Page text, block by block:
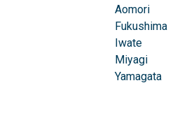
Aomori
Fukushima
Iwate
Miyagi
Yamagata